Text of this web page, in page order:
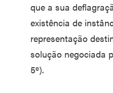
que a sua
existência de
representação
solução negociada
5º).